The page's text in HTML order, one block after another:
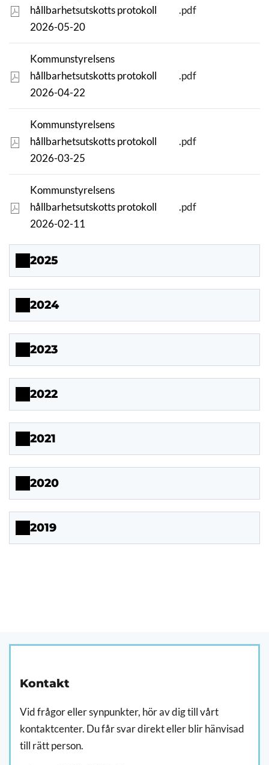
hållbarhetsutskotts protokoll
2026-05-20
.pdf
Kommunstyrelsens
hållbarhetsutskotts protokoll
2026-04-22
.pdf
Kommunstyrelsens
hållbarhetsutskotts protokoll
2026-03-25
.pdf
Kommunstyrelsens
hållbarhetsutskotts protokoll
2026-02-11
.pdf
2025
2024
2023
2022
2021
2020
2019
Kontakt
Vid frågor eller synpunkter, hör av dig till vårt
kontaktcenter. Du får svar direkt eller blir hänvisad
till rätt person.